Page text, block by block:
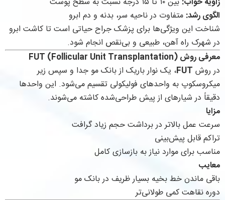
الگوی رشد: متفاوت در ناحیه سر، بدنه و دم ابرو
شناخت این ویژگی‌ها برای پزشک جراح حیاتی است تا کاشت ابرو
در شهرک راه آهن، طبیعی و بی‌نقص انجام شود.
معرفی روش FUT (Follicular Unit Transplantation)
در روش FUT، یک نوار باریک از بانک مو جدا و سپس زیر
میکروسکوپ به واحدهای فولیکولی تقسیم می‌شود. این واحدها
دقیقاً در شیارهای از پیش طراحی‌شده کاشته می‌شوند.
مزایا
سرعت عمل بالاتر در برداشت حجم زیاد گرافت
تراکم قابل پیش‌بینی
مناسب برای موارد نیاز به بازسازی کامل
معایب
باقی ماندن خط بخیه بسیار ظریف در بانک مو
دوره نقاهت کمی طولانی‌تر